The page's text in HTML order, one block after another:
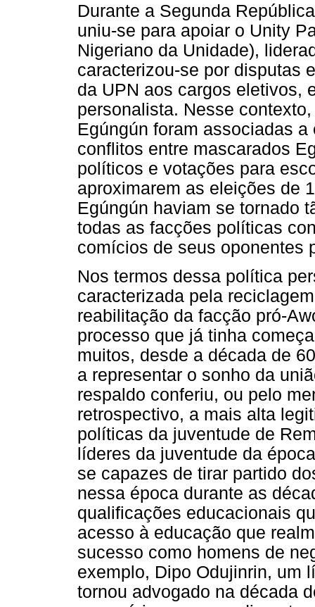
Durante a Segunda
uniu-se para apoiar o Unity
Nigeriano da Unidade),
caracterizou-se por disputas
da UPN aos cargos eletivos,
personalista. Nesse
Egúngún foram associadas
conflitos entre mascarados
políticos e votações para
aproximarem as eleições de
Egúngún haviam se tornado
todas as facções políticas
comícios de seus oponentes
Nos termos dessa política
caracterizada pela
reabilitação da facção pró-
processo que já tinha
muitos, desde a década de
a representar o sonho da
respaldo conferiu, ou pelo
retrospectivo, a mais alta
políticas da juventude de
líderes da juventude da
se capazes de tirar partido
nessa época durante as
qualificações educacionais
acesso à educação que
sucesso como homens de
exemplo, Dipo Odujinrin, um
tornou advogado na década